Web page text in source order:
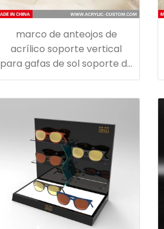
marco de anteojos de
acrílico soporte vertical
para gafas de sol soporte de
estante exhibición de